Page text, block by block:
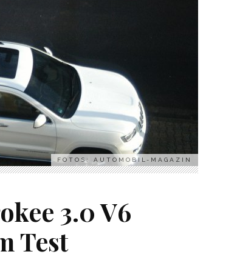
FOTOS: AUTOMOBIL-MAGAZIN
3.0 V6
Test